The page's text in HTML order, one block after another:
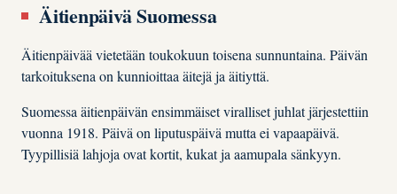
Äitienpäivä Suomessa
Äitienpäivää vietetään toukokuun toisena sunnuntaina. Päivän
tarkoituksena on kunnioittaa äitejä ja äitiyttä.
Suomessa äitienpäivän ensimmäiset viralliset juhlat järjestettiin
vuonna 1918. Päivä on liputuspäivä mutta ei vapaapäivä.
Tyypillisiä lahjoja ovat kortit, kukat ja aamupala sänkyyn.